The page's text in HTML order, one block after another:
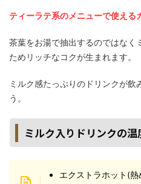
ティーラテ系のメニューで使える
茶葉をお湯で抽出するのではなく
ためリッチなコクが生まれます。
ミルク感たっぷりのドリンクが飲
う。
ミルク入りドリンクの温
エクストラホット(熱